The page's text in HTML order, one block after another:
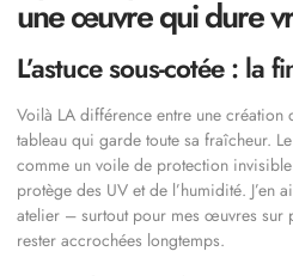
une œuvre qui dure
L’astuce sous-cotée : la
Voilà LA différence entre une création
tableau qui garde toute sa fraîcheur. Le
comme un voile de protection
protège des UV et de l’humidité. J’en
atelier – surtout pour mes œuvres sur
rester accrochées longtemps.